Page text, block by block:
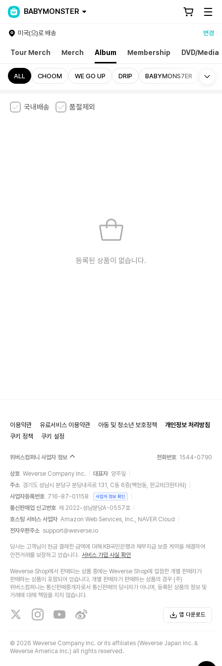
BABYMONSTER
미국(으)로 배송 변경
Tour Merch Merch Album Membership DVD/Media
ALL CHOOM WE GO UP DRIP BABYMONS7ER
국내배송 품절제외
등록된 상품이 없습니다.
이용약관 유료서비스 이용약관 아동 및 청소년 보호정책
개인정보 처리방침
쿠키 정책
쿠키 설정
위버스컴퍼니 사업자 정보 전화번호 1544-0790
상호 Weverse Company Inc. 대표자 양주일
주소 경기도 성남시 분당구 분당내곡로 131, C동 6층(백현동, 판교테크원타워)
사업자등록번호 716-87-01158 사업자 정보 확인
통신판매업 신고번호 제 2022-성남분당A-0557호
호스팅 서비스 사업자 Amazon Web Services, Inc., NAVER Cloud
전자우편주소 support@weverse.io
당사는 고객님이 현금 결제한 금액에 대해 KB국민은행과 채무지급 보증 계약을 체결하여
안전거래를 보장하고 있습니다. 서비스 가입 사실 확인
Weverse Shop에서 판매되는 상품 중에는 Weverse Shop에 입점한 개별 판매자가
판매하는 상품이 포함되어 있습니다. 개별 판매자가 판매하는 상품의 경우 (주)
위버스컴퍼니는 통신판매중개자로서 통신판매의 당사자가 아니며, 등록된 상품의 정보 및
거래에 대해 책임을 지지 않습니다.
앱 다운로드
© 2026 Weverse Company Inc. or its affiliates (Weverse Japan Inc. &
Weverse America Inc.) all rights reserved.